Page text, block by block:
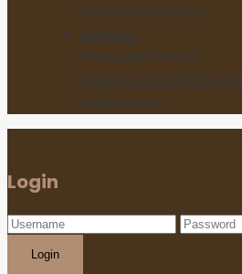
Kundenfeedback
Kontakt
Links und Partner
Datenschutzerklärung
Impressum
Login
Login